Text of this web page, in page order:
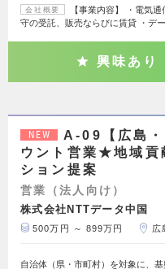
会社概要
【事業内容】 ・電気
守の受託、販売ならびに賃貸 ・デ
興味あり
NEW
A-09【広島
ウント営業★地域
ション提案
営業（法人向け）
株式会社NTTデータ中国
500万円 ～ 899万円 広
自治体（県・市町村）を対象に、